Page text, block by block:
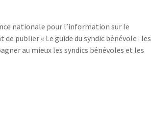
nationale pour l’information sur le
publier « Le guide du syndic bénévole : les
au mieux les syndics bénévoles et les